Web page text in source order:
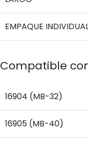
EMPAQUE
Compatible
16904 (MB-32)
16905 (MB-40)